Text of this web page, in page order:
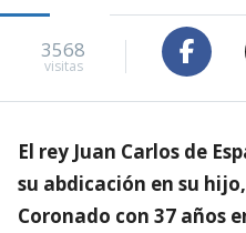
3568
visitas
El rey Juan Carlos de
su abdicación en su
Coronado con 37 años